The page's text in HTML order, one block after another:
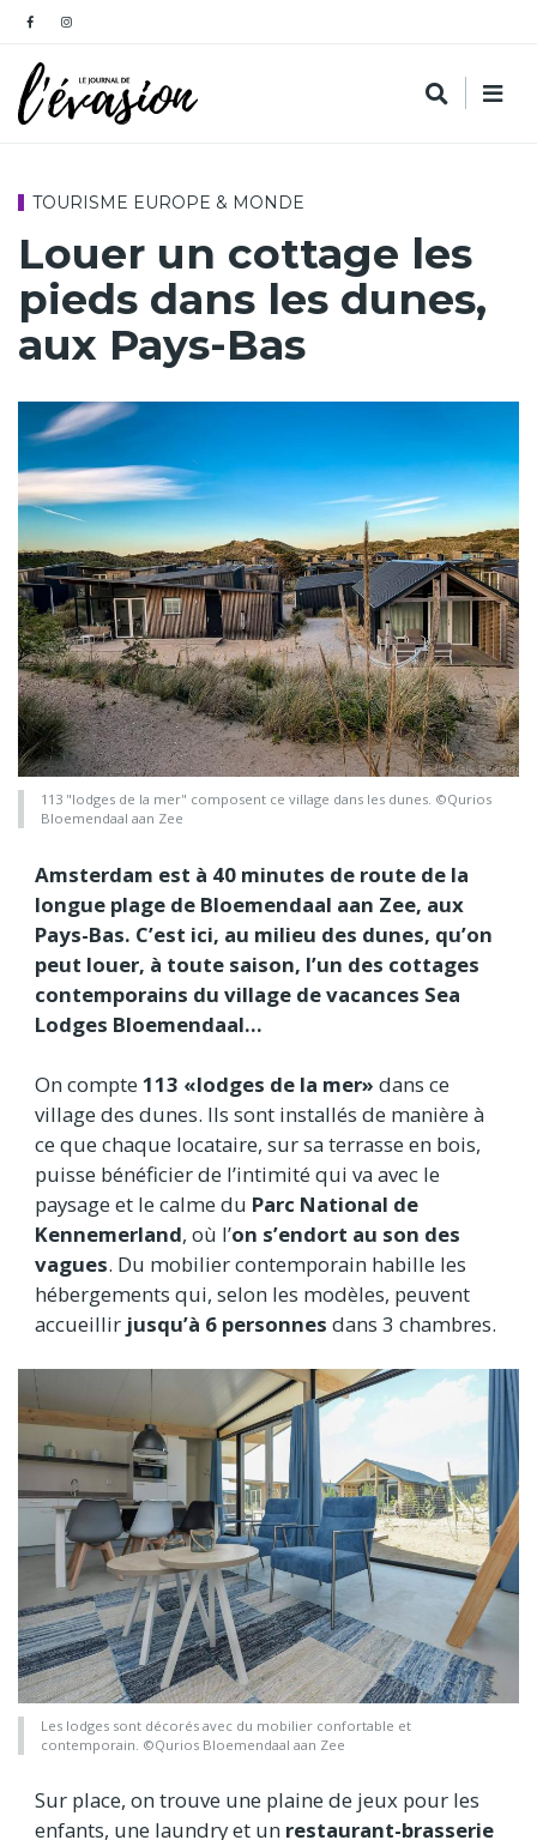
TOURISME EUROPE & MONDE
Louer un cottage les
pieds dans les dunes,
aux Pays-Bas
113 "lodges de la mer" composent ce village dans les dunes. ©Qurios
Bloemendaal aan Zee
Amsterdam est à 40 minutes de route de la
longue plage de Bloemendaal aan Zee, aux
Pays-Bas. C’est ici, au milieu des dunes, qu’on
peut louer, à toute saison, l’un des cottages
contemporains du village de vacances Sea
Lodges Bloemendaal…
On compte 113 «lodges de la mer» dans ce
village des dunes. Ils sont installés de manière à
ce que chaque locataire, sur sa terrasse en bois,
puisse bénéficier de l’intimité qui va avec le
paysage et le calme du Parc National de
Kennemerland, où l’on s’endort au son des
vagues. Du mobilier contemporain habille les
hébergements qui, selon les modèles, peuvent
accueillir jusqu’à 6 personnes dans 3 chambres.
Les lodges sont décorés avec du mobilier confortable et
contemporain. ©Qurios Bloemendaal aan Zee
Sur place, on trouve une plaine de jeux pour les
enfants, une laundry et un restaurant-brasserie